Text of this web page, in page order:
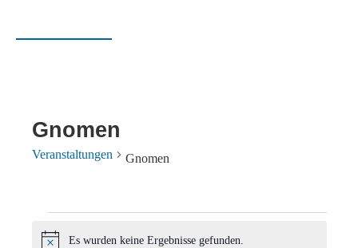
Gnomen
Veranstaltungen Gnomen
Veranstaltungen
Es wurden keine Ergebnisse gefunden.